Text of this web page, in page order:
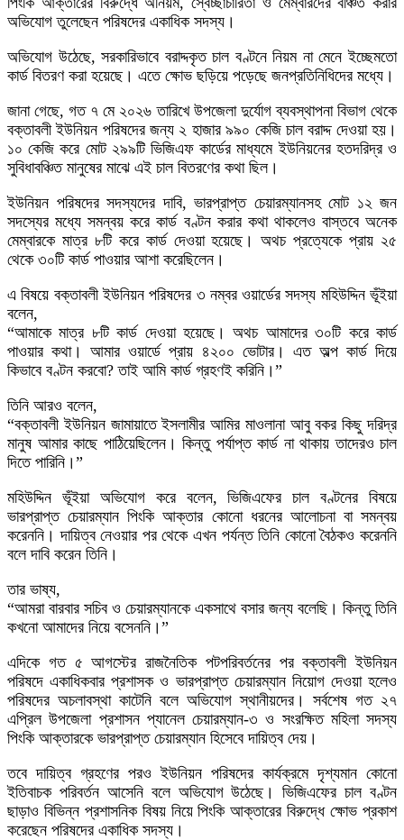
অভিযোগ তুলেছেন পরিষদের একাধিক সদস্য।
অভিযোগ উঠেছে, সরকারিভাবে বরাদ্দকৃত চাল বণ্টনে নিয়ম না মেনে ইচ্ছেমতো
কার্ড বিতরণ করা হয়েছে। এতে ক্ষোভ ছড়িয়ে পড়েছে জনপ্রতিনিধিদের মধ্যে।
জানা গেছে, গত ৭ মে ২০২৬ তারিখে উপজেলা দুর্যোগ ব্যবস্থাপনা বিভাগ থেকে
বক্তাবলী ইউনিয়ন পরিষদের জন্য ২ হাজার ৯৯০ কেজি চাল বরাদ্দ দেওয়া হয়।
১০ কেজি করে মোট ২৯৯টি ভিজিএফ কার্ডের মাধ্যমে ইউনিয়নের হতদরিদ্র ও
সুবিধাবঞ্চিত মানুষের মাঝে এই চাল বিতরণের কথা ছিল।
ইউনিয়ন পরিষদের সদস্যদের দাবি, ভারপ্রাপ্ত চেয়ারম্যানসহ মোট ১২ জন
সদস্যের মধ্যে সমন্বয় করে কার্ড বণ্টন করার কথা থাকলেও বাস্তবে অনেক
মেম্বারকে মাত্র ৮টি করে কার্ড দেওয়া হয়েছে। অথচ প্রত্যেকে প্রায় ২৫
থেকে ৩০টি কার্ড পাওয়ার আশা করেছিলেন।
এ বিষয়ে বক্তাবলী ইউনিয়ন পরিষদের ৩ নম্বর ওয়ার্ডের সদস্য মহিউদ্দিন ভূঁইয়া
বলেন,
“আমাকে মাত্র ৮টি কার্ড দেওয়া হয়েছে। অথচ আমাদের ৩০টি করে কার্ড
পাওয়ার কথা। আমার ওয়ার্ডে প্রায় ৪২০০ ভোটার। এত অল্প কার্ড দিয়ে
কিভাবে বণ্টন করবো? তাই আমি কার্ড গ্রহণই করিনি।”
তিনি আরও বলেন,
“বক্তাবলী ইউনিয়ন জামায়াতে ইসলামীর আমির মাওলানা আবু বকর কিছু দরিদ্র
মানুষ আমার কাছে পাঠিয়েছিলেন। কিন্তু পর্যাপ্ত কার্ড না থাকায় তাদেরও চাল
দিতে পারিনি।”
মহিউদ্দিন ভূঁইয়া অভিযোগ করে বলেন, ভিজিএফের চাল বণ্টনের বিষয়ে
ভারপ্রাপ্ত চেয়ারম্যান পিংকি আক্তার কোনো ধরনের আলোচনা বা সমন্বয়
করেননি। দায়িত্ব নেওয়ার পর থেকে এখন পর্যন্ত তিনি কোনো বৈঠকও করেননি
বলে দাবি করেন তিনি।
তার ভাষ্য,
“আমরা বারবার সচিব ও চেয়ারম্যানকে একসাথে বসার জন্য বলেছি। কিন্তু তিনি
কখনো আমাদের নিয়ে বসেননি।”
এদিকে গত ৫ আগস্টের রাজনৈতিক পটপরিবর্তনের পর বক্তাবলী ইউনিয়ন
পরিষদে একাধিকবার প্রশাসক ও ভারপ্রাপ্ত চেয়ারম্যান নিয়োগ দেওয়া হলেও
পরিষদের অচলাবস্থা কাটেনি বলে অভিযোগ স্থানীয়দের। সর্বশেষ গত ২৭
এপ্রিল উপজেলা প্রশাসন প্যানেল চেয়ারম্যান-৩ ও সংরক্ষিত মহিলা সদস্য
পিংকি আক্তারকে ভারপ্রাপ্ত চেয়ারম্যান হিসেবে দায়িত্ব দেয়।
তবে দায়িত্ব গ্রহণের পরও ইউনিয়ন পরিষদের কার্যক্রমে দৃশ্যমান কোনো
ইতিবাচক পরিবর্তন আসেনি বলে অভিযোগ উঠেছে। ভিজিএফের চাল বণ্টন
ছাড়াও বিভিন্ন প্রশাসনিক বিষয় নিয়ে পিংকি আক্তারের বিরুদ্ধে ক্ষোভ প্রকাশ
করেছেন পরিষদের একাধিক সদস্য।